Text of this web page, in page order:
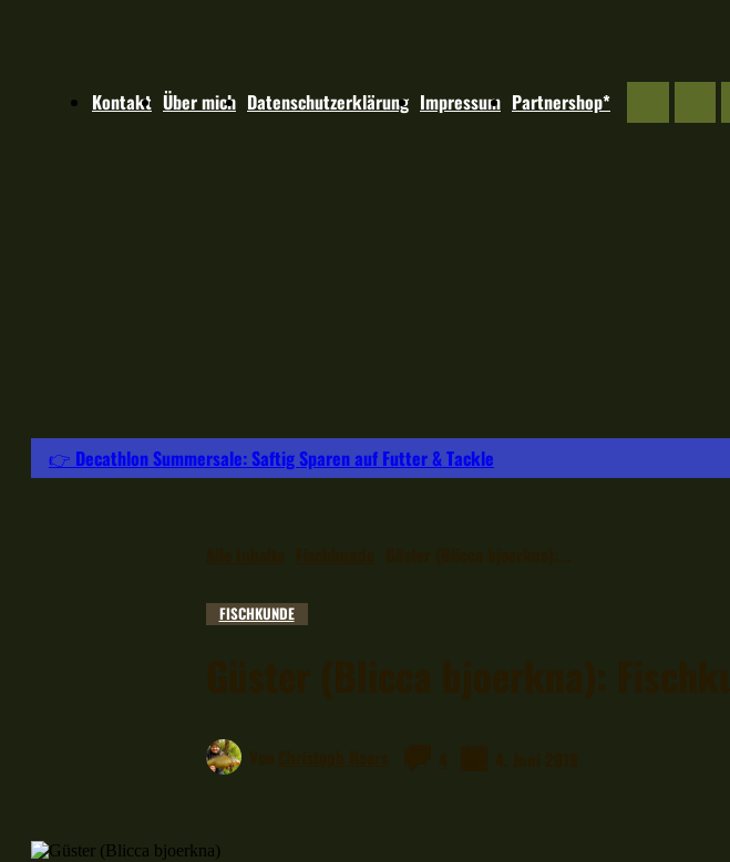
Kontakt Über mich Datenschutzerklärung Impressum Partnershop*
👉 Decathlon Summersale: Saftig Sparen auf Futter & Tackle
FISCHKUNDE